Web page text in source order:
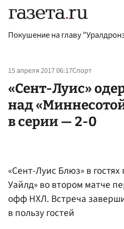
Покушение на главу
15 апреля 2017 06:17Спорт
«Сент-Луис»
над
в серии — 2-0
«Сент-Луис Блюз» в
Уайлд» во втором матче
офф НХЛ. Встреча
в пользу гостей